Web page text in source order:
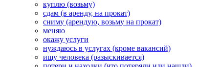
куплю (возьму)
сдам (в аренду, на прокат)
сниму (арендую, возьму на прокат)
меняю
окажу услуги
нуждаюсь в услугах (кроме вакансий)
ищу человека (разыскивается)